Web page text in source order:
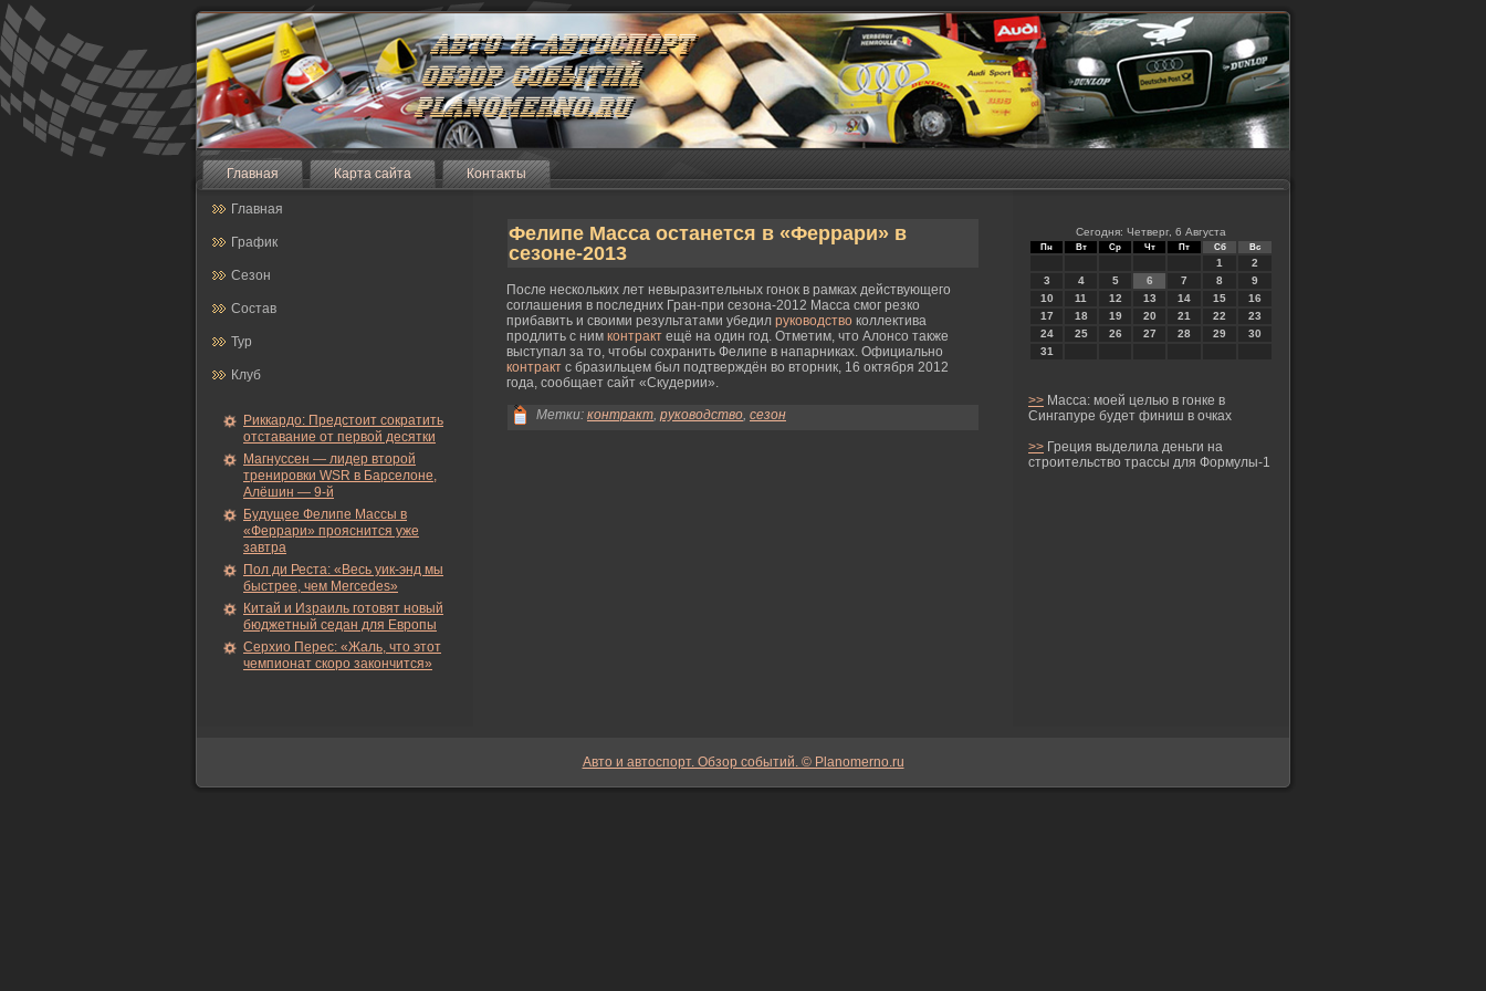
Главная Карта сайта Контакты
Главная
График
Сезон
Состав
Тур
Клуб
Риккардо: Предстоит сократить
отставание от первой десятки
Магнуссен — лидер второй
тренировки WSR в Барселоне,
Алёшин — 9-й
Будущее Фелипе Массы в
«Феррари» прояснится уже
завтра
Пол ди Реста: «Весь уик-энд мы
быстрее, чем Mercedes»
Китай и Израиль готовят новый
бюджетный седан для Европы
Серхио Перес: «Жаль, что этот
чемпионат скоро закончится»
Фелипе Масса останется в «Феррари» в
сезоне-2013
После нескольких лет невыразительных гонок в рамках действующего
соглашения в последних Гран-при сезона-2012 Масса смог резко
прибавить и своими результатами убедил руководство коллектива
продлить с ним контракт ещё на один год. Отметим, что Алонсо также
выступал за то, чтобы сохранить Фелипе в напарниках. Официально
контракт с бразильцем был подтверждён во вторник, 16 октября 2012
года, сообщает сайт «Скудерии».
Метки: контракт, руководство, сезон
Сегодня: Четверг, 6 Августа
Пн Вт Ср Чт Пт Сб Вс
1
2
3
4 5 6 7 8
9
10
11 12 13 14 15
16
17
18 19 20 21 22
23
24
25 26 27 28 29
30
31
>> Масса: моей целью в гонке в
Сингапуре будет финиш в очках
>> Греция выделила деньги на
строительство трассы для Формулы-1
Авто и автоспорт. Обзор событий. © Planomerno.ru